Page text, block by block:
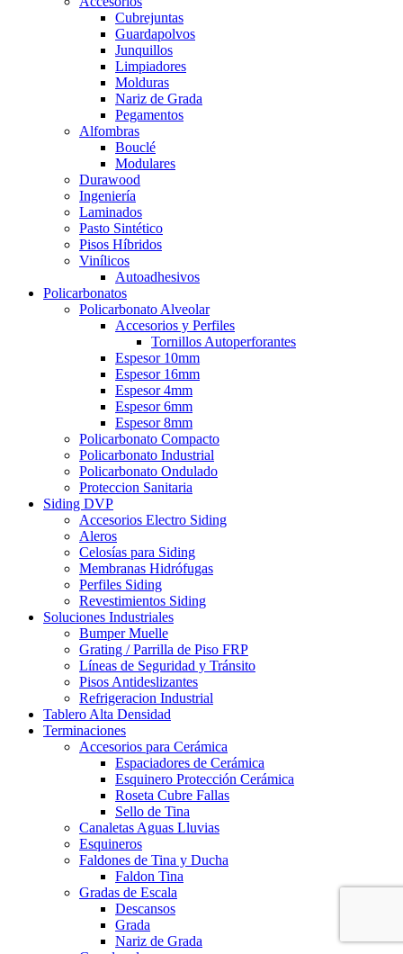
Cubrejuntas
Guardapolvos
Junquillos
Limpiadores
Molduras
Nariz de Grada
Pegamentos
Alfombras
Bouclé
Modulares
Durawood
Ingeniería
Laminados
Pasto Sintético
Pisos Híbridos
Vinílicos
Autoadhesivos
Policarbonatos
Policarbonato Alveolar
Accesorios y Perfiles
Tornillos Autoperforantes
Espesor 10mm
Espesor 16mm
Espesor 4mm
Espesor 6mm
Espesor 8mm
Policarbonato Compacto
Policarbonato Industrial
Policarbonato Ondulado
Proteccion Sanitaria
Siding DVP
Accesorios Electro Siding
Aleros
Celosías para Siding
Membranas Hidrófugas
Perfiles Siding
Revestimientos Siding
Soluciones Industriales
Bumper Muelle
Grating / Parrilla de Piso FRP
Líneas de Seguridad y Tránsito
Pisos Antideslizantes
Refrigeracion Industrial
Tablero Alta Densidad
Terminaciones
Accesorios para Cerámica
Espaciadores de Cerámica
Esquinero Protección Cerámica
Roseta Cubre Fallas
Sello de Tina
Canaletas Aguas Lluvias
Esquineros
Faldones de Tina y Ducha
Faldon Tina
Gradas de Escala
Descansos
Grada
Nariz de Grada